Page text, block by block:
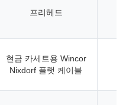
프리헤드
현금 카세트용 Wincor
Nixdorf 플랫 케이블